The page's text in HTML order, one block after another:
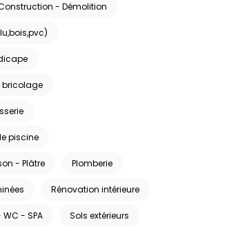
- Démolition
bricolage
piscine
- Plâtre Plomberie
Rénovation intérieure
- SPA Sols extérieurs